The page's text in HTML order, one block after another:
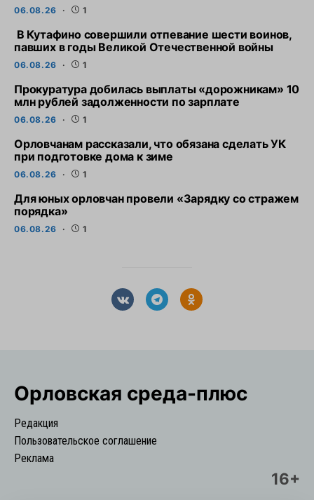
06.08.26 1
В Кутафино совершили отпевание шести воинов,
павших в годы Великой Отечественной войны
06.08.26 1
Прокуратура добилась выплаты «дорожникам» 10
млн рублей задолженности по зарплате
06.08.26 1
Орловчанам рассказали, что обязана сделать УК
при подготовке дома к зиме
06.08.26 1
Для юных орловчан провели «Зарядку со стражем
порядка»
06.08.26 1
Орловская cреда-плюс
Редакция
Пользовательское соглашение
Реклама
16+